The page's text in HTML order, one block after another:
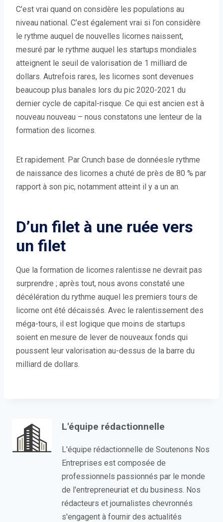
C’est vrai quand on considère les populations au
niveau national. C’est également vrai si l’on considère
le rythme auquel de nouvelles licornes naissent,
mesuré par le rythme auquel les startups mondiales
atteignent le seuil de valorisation de 1 milliard de
dollars. Autrefois rares, les licornes sont devenues
beaucoup plus banales lors du pic 2020-2021 du
dernier cycle de capital-risque. Ce qui est ancien est à
nouveau nouveau – nous constatons une lenteur de la
formation des licornes.
Et rapidement. Par Crunch base de donnéesle rythme
de naissance des licornes a chuté de près de 80 % par
rapport à son pic, notamment atteint il y a un an.
D’un filet à une ruée vers
un filet
Que la formation de licornes ralentisse ne devrait pas
surprendre ; après tout, nous avons constaté une
décélération du rythme auquel les premiers tours de
licorne ont été décaissés. Avec le ralentissement des
méga-tours, il est logique que moins de startups
soient en mesure de lever de nouveaux fonds qui
poussent leur valorisation au-dessus de la barre du
milliard de dollars.
L'équipe rédactionnelle
L'équipe rédactionnelle de Soutenons Nos
Entreprises est composée de
professionnels passionnés par le monde
de l'entrepreneuriat et du business. Nos
rédacteurs et journalistes chevronnés
s'engagent à fournir des actualités